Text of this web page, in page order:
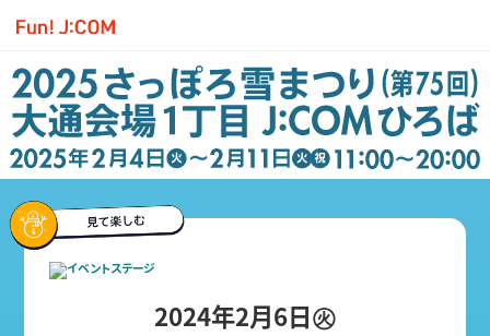
2024年2月6日㊋